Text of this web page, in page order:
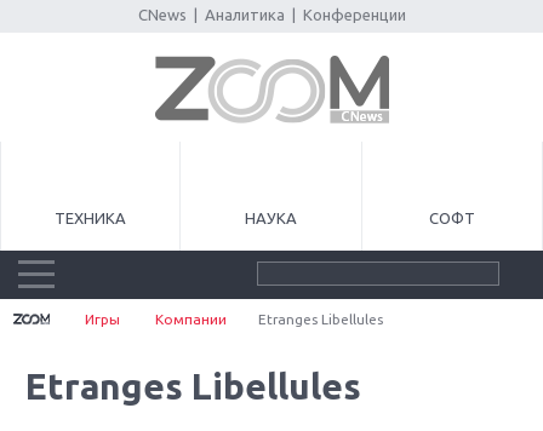
CNews Аналитика Конференции
ТЕХНИКА НАУКА СОФТ
Игры Компании Etranges Libellules
Etranges Libellules